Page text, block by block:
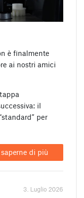
è finalmente
ai nostri amici
il
per
saperne di più
3. Luglio 2026